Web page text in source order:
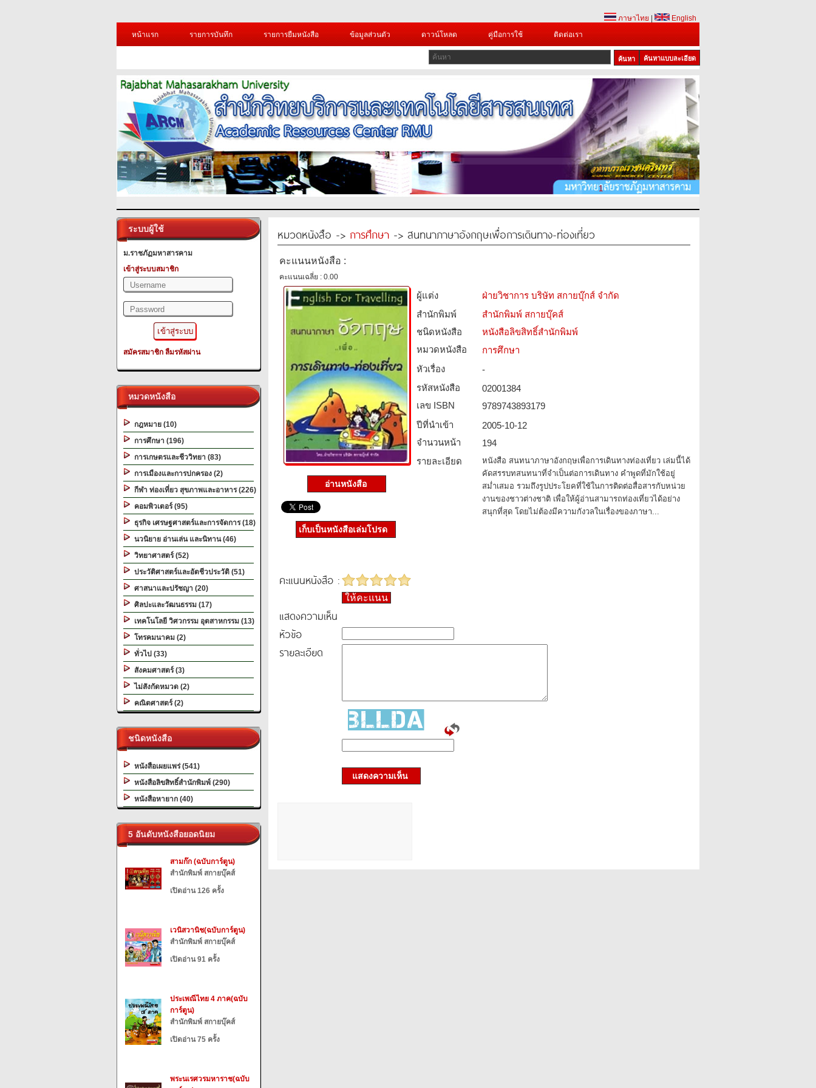
ภาษาไทย
English
หน้าแรก
รายการบันทึก รายการยืมหนังสือ ข้อมูลส่วนตัว ดาวน์โหลด คู่มือการใช้ ติดต่อเรา
ค้นหาแบบละเอียด
1
ระบบผู้ใช้
ม.ราชภัฏมหาสารคาม
เข้าสู่ระบบสมาชิก
สมัครสมาชิก ลืมรหัสผ่าน
หมวดหนังสือ
กฎหมาย (10)
การศึกษา (196)
การเกษตรและชีววิทยา (83)
การเมืองและการปกครอง (2)
กีฬา ท่องเที่ยว สุขภาพและอาหาร (226)
คอมพิวเตอร์ (95)
ธุรกิจ เศรษฐศาสตร์และการจัดการ (18)
นวนิยาย อ่านเล่น และนิทาน (46)
วิทยาศาสตร์ (52)
ประวัติศาสตร์และอัตชีวประวัติ (51)
ศาสนาและปรัชญา (20)
ศิลปะและวัฒนธรรม (17)
เทคโนโลยี วิศวกรรม อุตสาหกรรม (13)
โทรคมนาคม (2)
ทั่วไป (33)
สังคมศาสตร์ (3)
ไม่สังกัดหมวด (2)
คณิตศาสตร์ (2)
ชนิดหนังสือ
หนังสือเผยแพร่ (541)
หนังสือลิขสิทธิ์สำนักพิมพ์ (290)
หนังสือหายาก (40)
5 อันดับหนังสือยอดนิยม
สามก๊ก (ฉบับการ์ตูน)
สำนักพิมพ์ สกายบุ๊คส์
เปิดอ่าน 126 ครั้ง
เวนิสวานิช(ฉบับการ์ตูน)
สำนักพิมพ์ สกายบุ๊คส์
เปิดอ่าน 91 ครั้ง
ประเพณีไทย 4 ภาค(ฉบับ
การ์ตูน)
สำนักพิมพ์ สกายบุ๊คส์
เปิดอ่าน 75 ครั้ง
พระนเรศวรมหาราช(ฉบับ
หมวดหนังสือ -> การศึกษา -> สนทนาภาษาอังกฤษเพื่อการเดินทาง-ท่องเที่ยว
คะแนนหนังสือ :
คะแนนเฉลี่ย : 0.00
อ่านหนังสือ
ผู้แต่ง
ฝ่ายวิชาการ บริษัท สกายบุ๊กส์ จำกัด
สำนักพิมพ์
สำนักพิมพ์ สกายบุ๊คส์
ชนิดหนังสือ­
หนังสือลิขสิทธิ์สำนักพิมพ์
หมวดหนังสือ­
การศึกษา
หัวเรื่อง
-
รหัสหนังสือ­
02001384
เลข ISBN
9789743893179
ปีที่นำเข้า
2005-10-12
จำนวนหน้า
194
รายละเอียด
หนังสือ สนทนาภาษาอังกฤษเพื่อการเดินทางท่องเที่ยว เล่มนี้ได้
คัดสรรบทสนทนาที่จำเป็นต่อการเดินทาง คำพูดที่มักใช้อยู่
สม่ำเสมอ รวมถึงรูปประโยคที่ใช้ในการติดต่อสื่อสารกับหน่วย
งานของชาวต่างชาติ เพื่อให้ผู้อ่านสามารถท่องเที่ยวได้อย่าง
สนุกที่สุด โดยไม่ต้องมีความกังวลในเรื่องของภาษา...
เก็บเป็นหนังสือเล่มโปรด
คะแนนหนังสือ :
ให้คะแนน
แสดงความเห็น
หัวข้อ
รายละเอียด
แสดงความเห็น